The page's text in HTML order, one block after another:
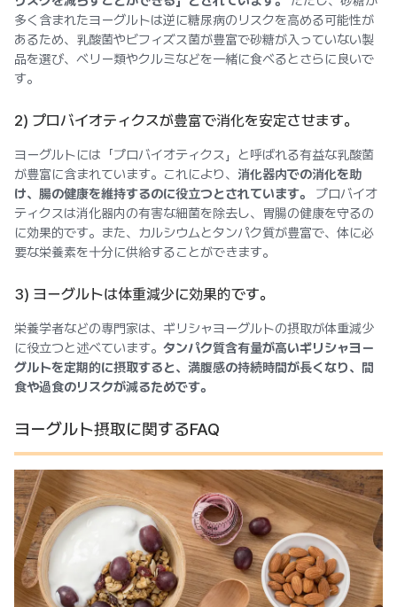
多く含まれたヨーグルトは逆に糖尿病のリスクを高める可能性が
あるため、乳酸菌やビフィズス菌が豊富で砂糖が入っていない製
品を選び、ベリー類やクルミなどを一緒に食べるとさらに良いで
す。
2) プロバイオティクスが豊富で消化を安定させます。
ヨーグルトには「プロバイオティクス」と呼ばれる有益な乳酸菌
が豊富に含まれています。これにより、 消化器内での消化を助
け、腸の健康を維持するのに役立つとされています。
プロバイオ
ティクスは消化器内の有害な細菌を除去し、胃腸の健康を守るの
に効果的です。また、カルシウムとタンパク質が豊富で、体に必
要な栄養素を十分に供給することができます。
3) ヨーグルトは体重減少に効果的です。
栄養学者などの専門家は、ギリシャヨーグルトの摂取が体重減少
に役立つと述べています。 タンパク質含有量が高いギリシャヨー
グルトを定期的に摂取すると、満腹感の持続時間が長くなり、間
食や過食のリスクが減るためです。
ヨーグルト摂取に関するFAQ